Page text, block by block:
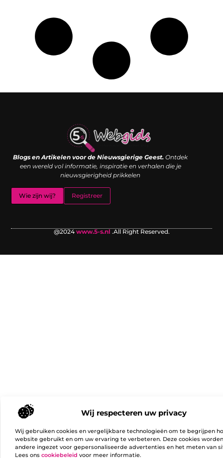
Wij respecteren uw privacy
Wij gebruiken cookies en vergelijkbare technologieën om te begrijpen
website gebruikt en om uw ervaring te verbeteren. Deze cookies
andere ingezet voor gepersonaliseerde advertenties en het meten van
Lees ons cookiebeleid voor meer informatie.
Blogs en Artikelen voor de Nieuwsgierige Geest. Ontdek
een wereld vol informatie, inspiratie en verhalen die je
nieuwsgierigheid prikkelen
Wie zijn wij? Registreer
@2024 www.5-s.nl .All Right Reserved.